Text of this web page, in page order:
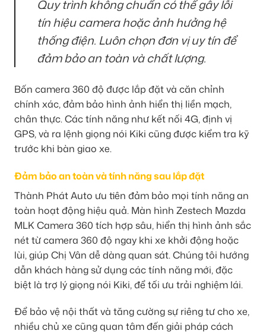
Quy trình không chuẩn có thể gây lỗi
tín hiệu camera hoặc ảnh hưởng hệ
thống điện. Luôn chọn đơn vị uy tín để
đảm bảo an toàn và chất lượng.
Bốn camera 360 độ được lắp đặt và căn chỉnh
chính xác, đảm bảo hình ảnh hiển thị liền mạch,
chân thực. Các tính năng như kết nối 4G, định vị
GPS, và ra lệnh giọng nói Kiki cũng được kiểm tra kỹ
trước khi bàn giao xe.
Đảm bảo an toàn và tính năng sau lắp đặt
Thành Phát Auto ưu tiên đảm bảo mọi tính năng an
toàn hoạt động hiệu quả. Màn hình Zestech Mazda
MLK Camera 360 tích hợp sâu, hiển thị hình ảnh sắc
nét từ camera 360 độ ngay khi xe khởi động hoặc
lùi, giúp Chị Vân dễ dàng quan sát. Chúng tôi hướng
dẫn khách hàng sử dụng các tính năng mới, đặc
biệt là trợ lý giọng nói Kiki, để tối ưu trải nghiệm lái.
Để bảo vệ nội thất và tăng cường sự riêng tư cho xe,
nhiều chủ xe cũng quan tâm đến giải pháp cách